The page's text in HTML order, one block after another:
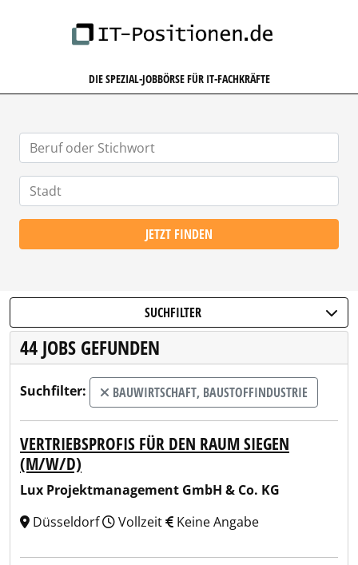
DIE SPEZIAL-JOBBÖRSE FÜR IT-FACHKRÄFTE
JETZT FINDEN
SUCHFILTER
44 JOBS GEFUNDEN
Suchfilter: BAUWIRTSCHAFT, BAUSTOFFINDUSTRIE
VERTRIEBSPROFIS FÜR DEN RAUM SIEGEN
(M/W/D)
Lux Projektmanagement GmbH & Co. KG
Düsseldorf
Vollzeit Keine Angabe